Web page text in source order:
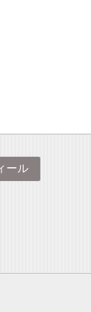
ール